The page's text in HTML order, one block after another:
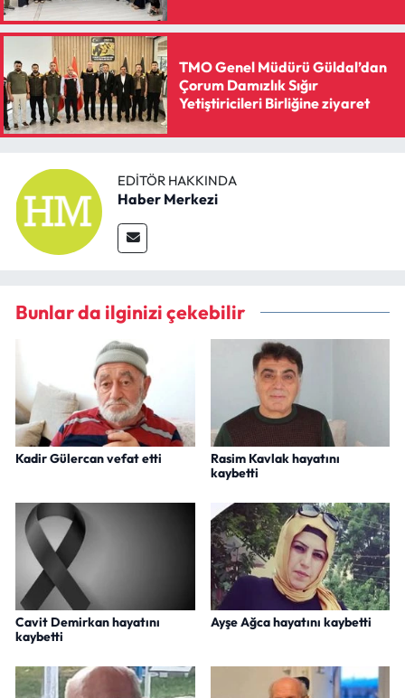
TMO Genel Müdürü Güldal’dan
Çorum Damızlık Sığır
Yetiştiricileri Birliğine ziyaret
EDITÖR HAKKINDA
Haber Merkezi
Bunlar da ilginizi çekebilir
Kadir Gülercan vefat etti
Rasim Kavlak hayatını
kaybetti
Cavit Demirkan hayatını
kaybetti
Ayşe Ağca hayatını kaybetti
Turizm
Uğurludağ Haberleri
Yaşam
Yayla Haber
Yemek Tarifleri